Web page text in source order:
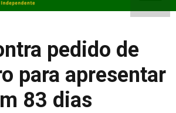
pedido de
para apresentar
83 dias